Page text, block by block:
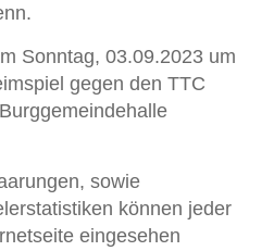
Sonntag, 03.09.2023 um
gegen den TTC
sowie
können jeder
eingesehen